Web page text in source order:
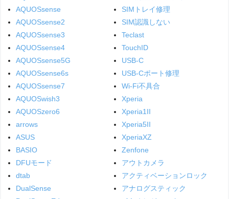
AQUOSsense
AQUOSsense2
AQUOSsense3
AQUOSsense4
AQUOSsense5G
AQUOSsense6s
AQUOSsense7
AQUOSwish3
AQUOSzero6
arrows
ASUS
BASIO
DFUモード
dtab
DualSense
SIMトレイ修理
SIM認識しない
Teclast
TouchID
USB-C
USB-Cポート修理
Wi-Fi不具合
Xperia
Xperia1II
Xperia5II
XperiaXZ
Zenfone
アウトカメラ
アクティベーションロック
アナログスティック